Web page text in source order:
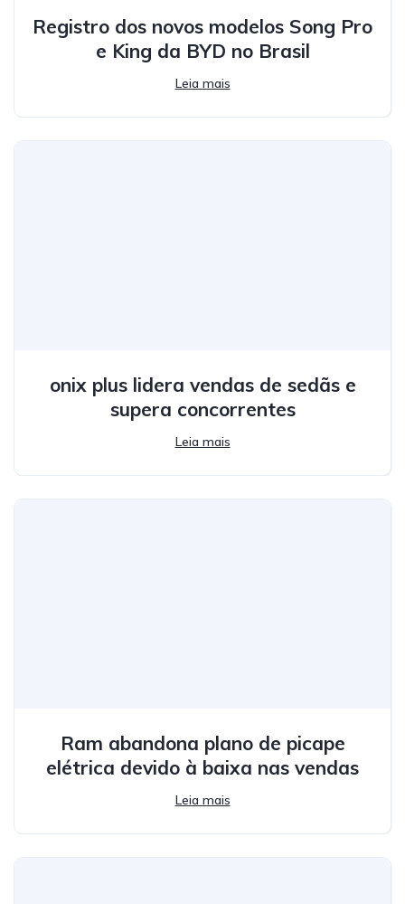
Registro dos novos modelos Song Pro
e King da BYD no Brasil
Leia mais
onix plus lidera vendas de sedãs e
supera concorrentes
Leia mais
Ram abandona plano de picape
elétrica devido à baixa nas vendas
Leia mais